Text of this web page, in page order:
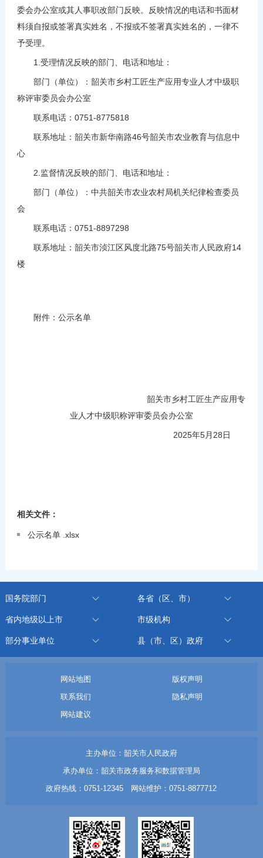
委会办公室或其人事职改部门反映。反映情况的电话和书面材
料须自报或签署真实姓名，不报或不签署真实姓名的，一律不
予受理。
1.受理情况反映的部门、电话和地址：
部门（单位）：韶关市乡村工匠生产应用专业人才中级职
称评审委员会办公室
联系电话：0751-8775818
联系地址：韶关市新华南路46号韶关市农业教育与信息中
心
2.监督情况反映的部门、电话和地址：
部门（单位）：中共韶关市农业农村局机关纪律检查委员
会
联系电话：0751-8897298
联系地址：韶关市浈江区风度北路75号韶关市人民政府14
楼
附件：公示名单
韶关市乡村工匠生产应用专
业人才中级职称评审委员会办公室
2025年5月28日
相关文件：
公示名单 .xlsx
国务院部门 各省（区、市）
省内地级以上市 市级机构
部分事业单位 县（市、区）政府
网站地图
版权声明
联系我们
隐私声明
网站建议
主办单位：韶关市人民政府
承办单位：韶关市政务服务和数据管理局
政府热线：0751-12345 网站维护：0751-8877712